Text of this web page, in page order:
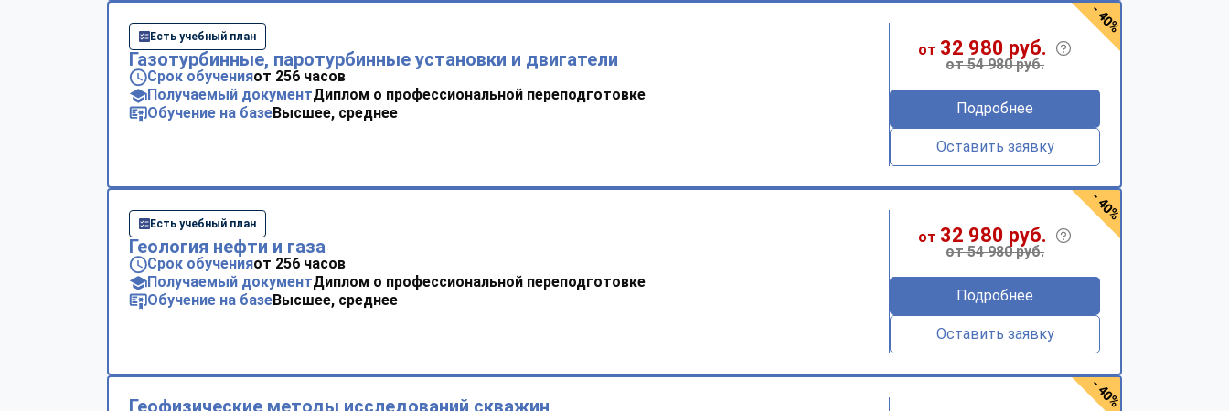
Есть учебный план
Газотурбинные, паротурбинные установки и двигатели
Срок обученияот 256 часов
Получаемый документДиплом о профессиональной переподготовке
Обучение на базеВысшее, среднее
от 32 980 руб.
от 54 980 руб.
Подробнее
Оставить заявку
- 40%
Есть учебный план
Геология нефти и газа
Срок обученияот 256 часов
Получаемый документДиплом о профессиональной переподготовке
Обучение на базеВысшее, среднее
от 32 980 руб.
от 54 980 руб.
Подробнее
Оставить заявку
- 40%
Геофизические методы исследований скважин - 40%